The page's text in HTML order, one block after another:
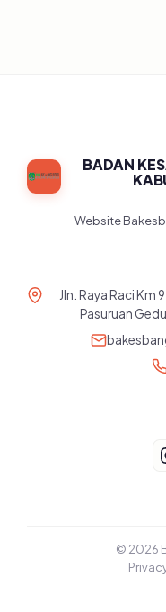
BADAN
Website
Jln. Raya Raci
Pasuruan
© 2026